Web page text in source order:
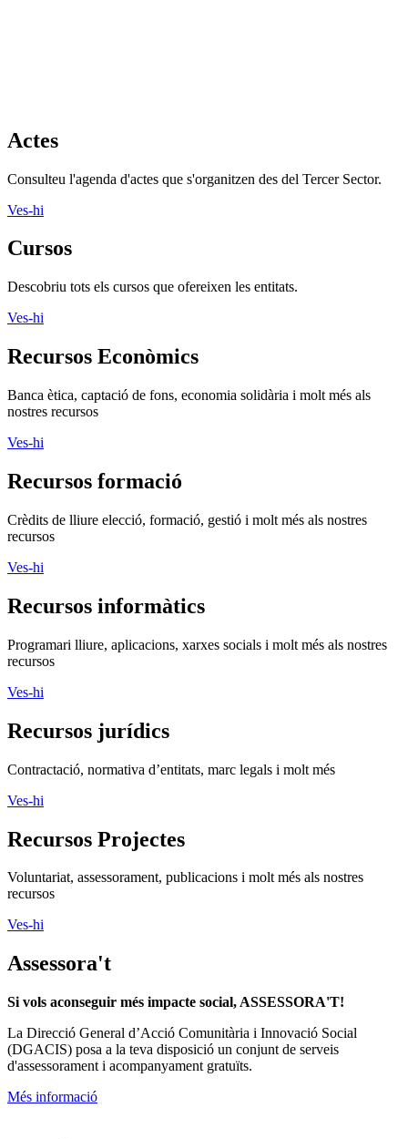
Actes
Consulteu l'agenda d'actes que s'organitzen des del Tercer Sector.
Ves-hi
Cursos
Descobriu tots els cursos que ofereixen les entitats.
Ves-hi
Recursos Econòmics
Banca ètica, captació de fons, economia solidària i molt més als
nostres recursos
Ves-hi
Recursos formació
Crèdits de lliure elecció, formació, gestió i molt més als nostres
recursos
Ves-hi
Recursos informàtics
Programari lliure, aplicacions, xarxes socials i molt més als nostres
recursos
Ves-hi
Recursos jurídics
Contractació, normativa d’entitats, marc legals i molt més
Ves-hi
Recursos Projectes
Voluntariat, assessorament, publicacions i molt més als nostres
recursos
Ves-hi
Assessora't
Si vols aconseguir més impacte social, ASSESSORA'T!
La Direcció General d’Acció Comunitària i Innovació Social
(DGACIS) posa a la teva disposició un conjunt de serveis
d'assessorament i acompanyament gratuïts.
Més informació